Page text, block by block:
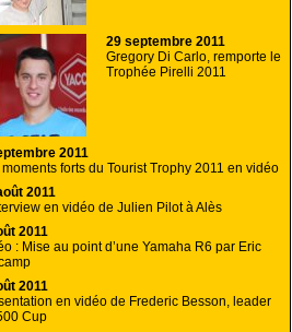
29 septembre 2011
Gregory Di Carlo, remporte le
Trophée Pirelli 2011
2011
moments forts du Tourist Trophy 2011 en vidéo
2011
en vidéo de Julien Pilot à Alès
2011
: Mise au point d’une Yamaha R6 par Eric
2011
en vidéo de Frederic Besson, leader
Cup